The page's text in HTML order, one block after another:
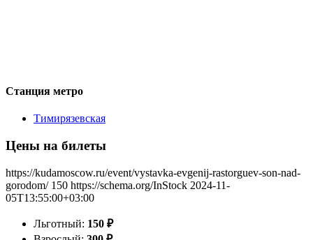
Станция метро
Тимирязевская
Цены на билеты
https://kudamoscow.ru/event/vystavka-evgenij-rastorguev-son-nad-
gorodom/ 150 https://schema.org/InStock 2024-11-
05T13:55:00+03:00
Льготный: 150 ₽